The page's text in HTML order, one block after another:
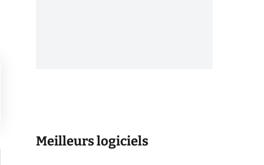
Meilleurs logiciels